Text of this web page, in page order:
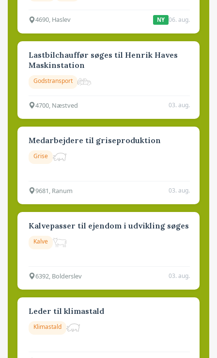
4690, Haslev NY 06. aug.
Lastbilchauffør søges til Henrik Haves
Maskinstation
Godstransport
4700, Næstved 03. aug.
Medarbejdere til griseproduktion
Grise
9681, Ranum 03. aug.
Kalvepasser til ejendom i udvikling søges
Kalve
6392, Bolderslev 03. aug.
Leder til klimastald
Klimastald